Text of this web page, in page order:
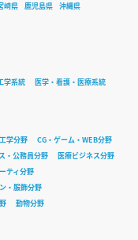
崎県 鹿児島県 沖縄県
学系統
医学・看護・医療系統
学分野
CG・ゲーム・WEB分野
・公務員分野
医療ビジネス分野
ティ分野
・服飾分野
動物分野